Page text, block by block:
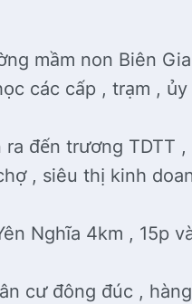
mầm non Biên
các cấp , trạm ,
đến trương TDTT ,
, siêu thị kinh
Nghĩa 4km , 15p
cư đông đúc ,